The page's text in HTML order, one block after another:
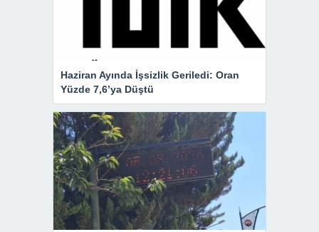
Haziran Ayında İşsizlik Geriledi: Oran
Yüzde 7,6’ya Düştü